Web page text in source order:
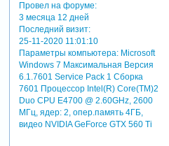
Провел на форуме:
3 месяца 12 дней
Последний визит:
25-11-2020 11:01:10
Параметры компьютера:Microsoft
Windows 7 Максимальная Версия
6.1.7601 Service Pack 1 Сборка
7601 Процессор Intel(R) Core(TM)2
Duo CPU E4700 @ 2.60GHz, 2600
МГц, ядер: 2, опер.память 4ГБ,
видео NVIDIA GeForce GTX 560 Ti